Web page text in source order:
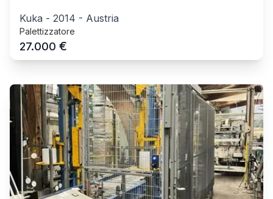
Kuka - 2014 - Austria
Palettizzatore
27.000 €